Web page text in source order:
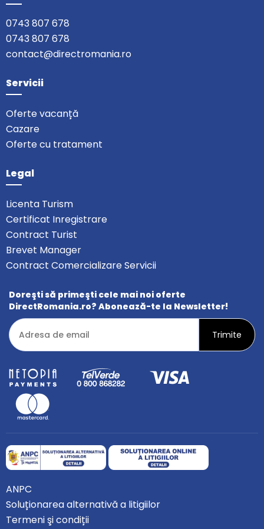
0743 807 678
0743 807 678
contact@directromania.ro
Servicii
Oferte vacanță
Cazare
Oferte cu tratament
Legal
Licenta Turism
Certificat Inregistrare
Contract Turist
Brevet Manager
Contract Comercializare Servicii
Doreşti să primeşti cele mai noi oferte
DirectRomania.ro? Abonează-te la Newsletter!
ANPC
Soluționarea alternativă a litigiilor
Termeni şi condiții